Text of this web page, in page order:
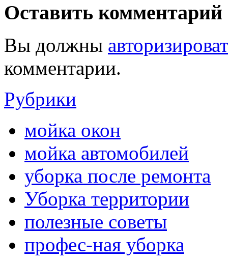
Оставить комментарий
Вы должны
комментарии.
Рубрики
мойка окон
мойка автомобилей
уборка после ремонта
Уборка территории
полезные советы
профес-ная уборка